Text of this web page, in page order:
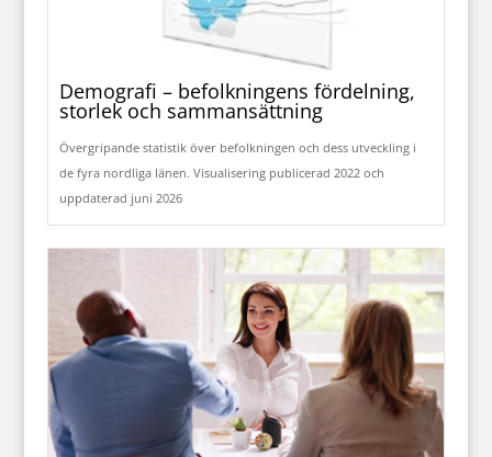
Demografi – befolkningens fördelning,
storlek och sammansättning
Övergripande statistik över befolkningen och dess utveckling i
de fyra nordliga länen. Visualisering publicerad 2022 och
uppdaterad juni 2026